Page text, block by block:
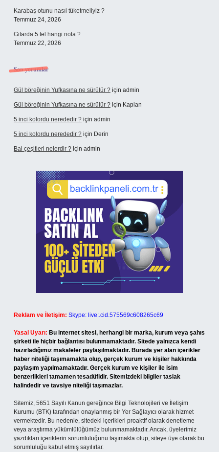
Karabaş otunu nasıl tüketmeliyiz ?
Temmuz 24, 2026
Gitarda 5 tel hangi nota ?
Temmuz 22, 2026
Son yorumlar
Gül böreğinin Yufkasına ne sürülür ? için admin
Gül böreğinin Yufkasına ne sürülür ? için Kaplan
5 inci kolordu nerededir ? için admin
5 inci kolordu nerededir ? için Derin
Bal çeşitleri nelerdir ? için admin
Reklam ve İletişim: Skype: live:.cid.575569c608265c69
Yasal Uyarı: Bu internet sitesi, herhangi bir marka, kurum veya şahıs
şirketi ile hiçbir bağlantısı bulunmamaktadır. Sitede yalnızca kendi
hazırladığımız makaleler paylaşılmaktadır. Burada yer alan içerikler
haber niteliği taşımamakta olup, gerçek kurum ve kişiler hakkında
paylaşım yapılmamaktadır. Gerçek kurum ve kişiler ile isim
benzerlikleri tamamen tesadüfidir. Sitemizdeki bilgiler taslak
halindedir ve tavsiye niteliği taşımazlar.
Sitemiz, 5651 Sayılı Kanun gereğince Bilgi Teknolojileri ve İletişim
Kurumu (BTK) tarafından onaylanmış bir Yer Sağlayıcı olarak hizmet
vermektedir. Bu nedenle, sitedeki içerikleri proaktif olarak denetleme
veya araştırma yükümlülüğümüz bulunmamaktadır. Ancak, üyelerimiz
yazdıkları içeriklerin sorumluluğunu taşımakta olup, siteye üye olarak bu
sorumluluğu kabul etmiş sayılırlar.